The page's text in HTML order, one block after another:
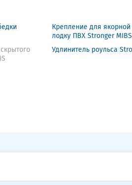
Крепление для
лодку ПВХ Stronger
Удлинитель роульса